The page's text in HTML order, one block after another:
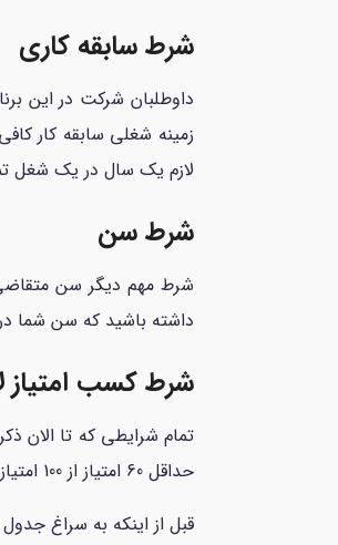
شرط سابقه کاری
داوطلبان شرکت در این
زمینه شغلی سابقه کار
لازم یک سال در یک شغل تمام وقت
شرط سن
داشته باشید که سن شما در زمان
شرط کسب امتیاز
تمام شرایطی که تا الان
حداقل 60 امتیاز از 100 امتیاز را دریافت کنید. در ادامه ریز امتیازات هر شرط را ذکر کرده‌ایم.
قبل از اینکه به سراغ